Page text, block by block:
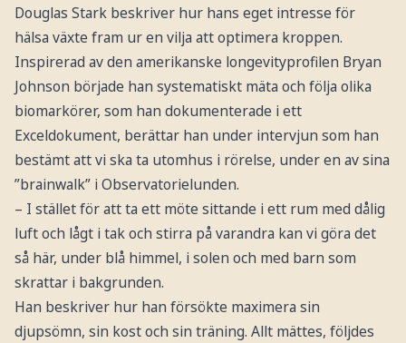
Douglas Stark beskriver hur hans eget intresse för
hälsa växte fram ur en vilja att optimera kroppen.
Inspirerad av den amerikanske longevityprofilen Bryan
Johnson började han systematiskt mäta och följa olika
biomarkörer, som han dokumenterade i ett
Exceldokument, berättar han under intervjun som han
bestämt att vi ska ta utomhus i rörelse, under en av sina
”brainwalk” i Observatorielunden.
– I stället för att ta ett möte sittande i ett rum med dålig
luft och lågt i tak och stirra på varandra kan vi göra det
så här, under blå himmel, i solen och med barn som
skrattar i bakgrunden.
Han beskriver hur han försökte maximera sin
djupsömn, sin kost och sin träning. Allt mättes, följdes